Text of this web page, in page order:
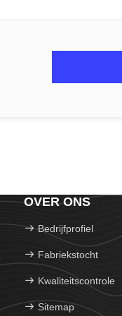
OVER ONS
Bedrijfprofiel
Fabriekstocht
Kwaliteitscontrole
Sitemap